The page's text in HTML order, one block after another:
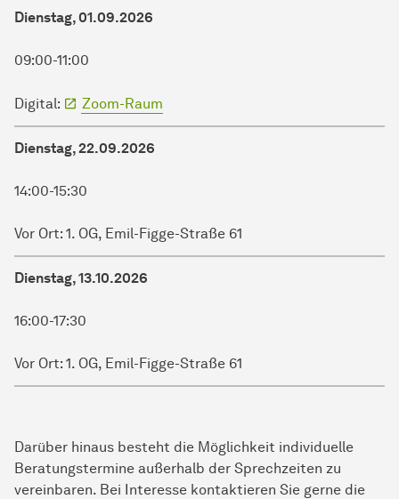
Dienstag, 01.09.2026
09:00-11:00
Digital: Zoom-Raum
Dienstag, 22.09.2026
14:00-15:30
Vor Ort: 1. OG, Emil-Figge-Straße 61
Dienstag, 13.10.2026
16:00-17:30
Vor Ort: 1. OG, Emil-Figge-Straße 61
Darüber hinaus besteht die Möglichkeit individuelle
Beratungstermine außerhalb der Sprechzeiten zu
vereinbaren. Bei Interesse kontaktieren Sie gerne die